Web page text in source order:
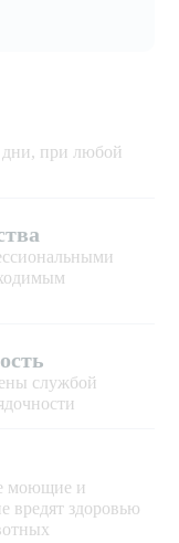
дни, при любой
службой
моющие и
вредят здоровью